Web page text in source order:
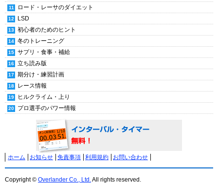
ロード・レーサのダイエット
LSD
初心者のためのヒント
冬のトレーニング
サプリ・食事・補給
立ち読み版
期分け・練習計画
レース情報
ヒルクライム・上り
プロ選手のパワー情報
ホーム お知らせ 免責事項 利用規約 お問い合わせ
Copyright © Overlander Co., Ltd.All rights reserved.